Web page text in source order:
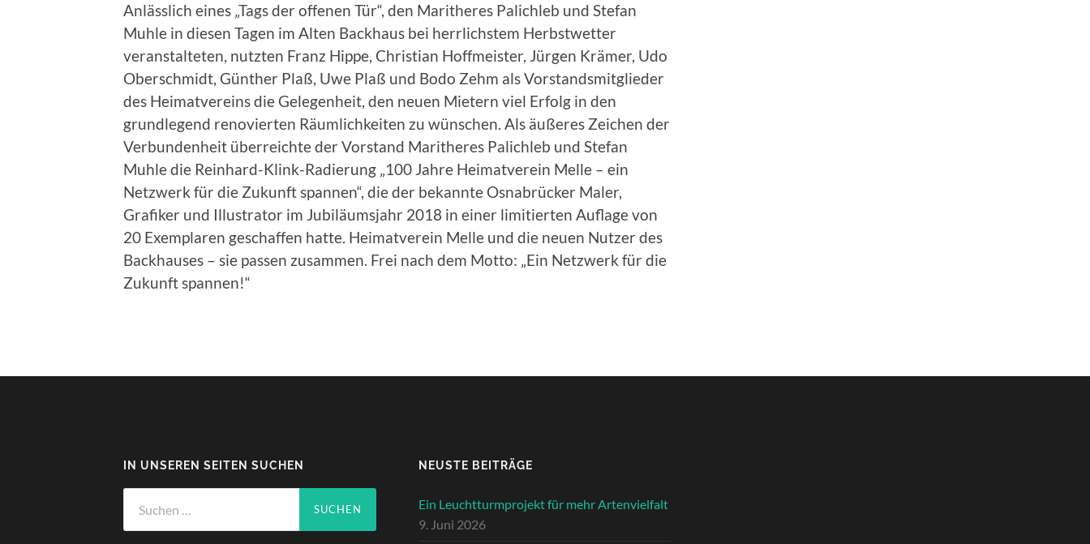
Anlässlich eines „Tags der offenen Tür“, den Maritheres Palichleb und Stefan
Muhle in diesen Tagen im Alten Backhaus bei herrlichstem Herbstwetter
veranstalteten, nutzten Franz Hippe, Christian Hoffmeister, Jürgen Krämer, Udo
Oberschmidt, Günther Plaß, Uwe Plaß und Bodo Zehm als Vorstandsmitglieder
des Heimatvereins die Gelegenheit, den neuen Mietern viel Erfolg in den
grundlegend renovierten Räumlichkeiten zu wünschen. Als äußeres Zeichen der
Verbundenheit überreichte der Vorstand Maritheres Palichleb und Stefan
Muhle die Reinhard-Klink-Radierung „100 Jahre Heimatverein Melle – ein
Netzwerk für die Zukunft spannen“, die der bekannte Osnabrücker Maler,
Grafiker und Illustrator im Jubiläumsjahr 2018 in einer limitierten Auflage von
20 Exemplaren geschaffen hatte. Heimatverein Melle und die neuen Nutzer des
Backhauses – sie passen zusammen. Frei nach dem Motto: „Ein Netzwerk für die
Zukunft spannen!“
IN UNSEREN SEITEN SUCHEN
nach:
NEUSTE BEITRÄGE
Ein Leuchtturmprojekt für mehr Artenvielfalt
9. Juni 2026